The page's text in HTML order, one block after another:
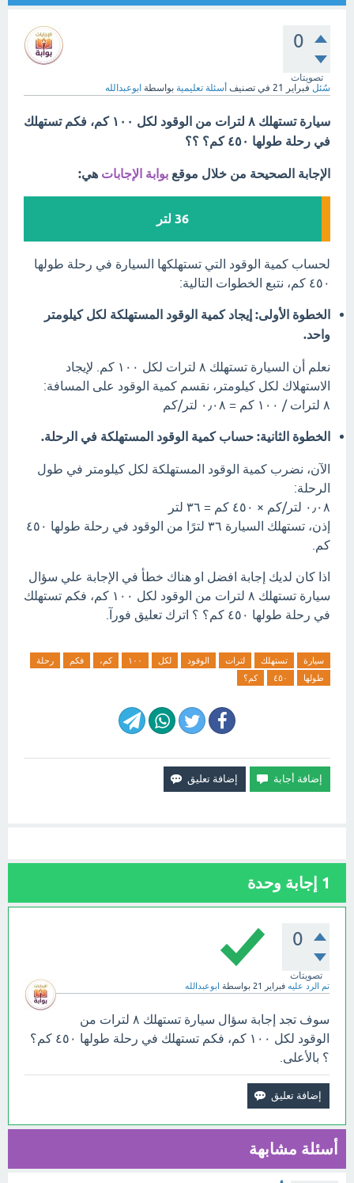
0
تصويتات
سُئل فبراير 21 في تصنيف أسئلة تعليمية بواسطة ابوعبدالله
سيارة تستهلك ٨ لترات من الوقود لكل ١٠٠ كم، فكم تستهلك
في رحلة طولها ٤٥٠ كم؟ ؟؟
الإجابة الصحيحة من خلال موقع بوابة الإجابات هي:
36 لتر
لحساب كمية الوقود التي تستهلكها السيارة في رحلة طولها
٤٥٠ كم، نتبع الخطوات التالية:
الخطوة الأولى: إيجاد كمية الوقود المستهلكة لكل كيلومتر
واحد.
نعلم أن السيارة تستهلك ٨ لترات لكل ١٠٠ كم. لإيجاد
الاستهلاك لكل كيلومتر، نقسم كمية الوقود على المسافة:
٨ لترات / ١٠٠ كم = ٠٫٠٨ لتر/كم
الخطوة الثانية: حساب كمية الوقود المستهلكة في الرحلة.
الآن، نضرب كمية الوقود المستهلكة لكل كيلومتر في طول
الرحلة:
٠٫٠٨ لتر/كم × ٤٥٠ كم = ٣٦ لتر
إذن، تستهلك السيارة ٣٦ لترًا من الوقود في رحلة طولها ٤٥٠
كم.
اذا كان لديك إجابة افضل او هناك خطأ في الإجابة علي سؤال
سيارة تستهلك ٨ لترات من الوقود لكل ١٠٠ كم، فكم تستهلك
في رحلة طولها ٤٥٠ كم؟ ؟ اترك تعليق فورآ.
سيارة تستهلك لترات الوقود لكل ١٠٠ كم، فكم
رحلة
طولها
٤٥٠ كم؟
1 إجابة وحدة
0
تصويتات
تم الرد عليه فبراير 21 بواسطة ابوعبدالله
سوف تجد إجابة سؤال سيارة تستهلك ٨ لترات من
الوقود لكل ١٠٠ كم، فكم تستهلك في رحلة طولها ٤٥٠ كم؟
؟ بالأعلى.
أسئلة مشابهة